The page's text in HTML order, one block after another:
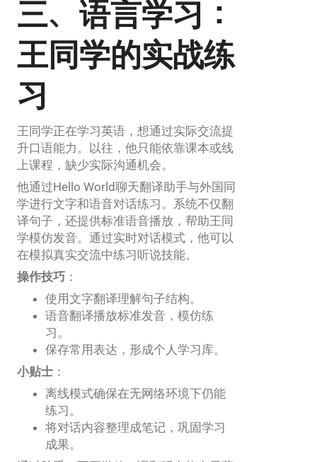
三、语言学习：
王同学的实战练
习
王同学正在学习英语，想通过实际交流提
升口语能力。以往，他只能依靠课本或线
上课程，缺少实际沟通机会。
他通过Hello World聊天翻译助手与外国同
学进行文字和语音对话练习。系统不仅翻
译句子，还提供标准语音播放，帮助王同
学模仿发音。通过实时对话模式，他可以
在模拟真实交流中练习听说技能。
操作技巧 ：
使用文字翻译理解句子结构。
语音翻译播放标准发音，模仿练
习。
保存常用表达，形成个人学习库。
小贴士 ：
离线模式确保在无网络环境下仍能
练习。
将对话内容整理成笔记，巩固学习
成果。